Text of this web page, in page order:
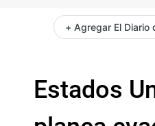
+ Agregar El Diario
Estados